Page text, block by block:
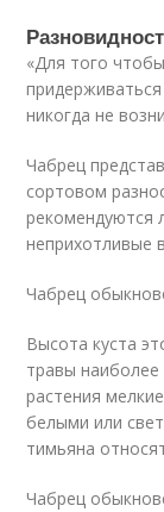
«Для того
никогда не
Чабрец
сортовом
рекомендуются
неприхотливые
Чабрец
Высота куста
травы
растения
белыми или
тимьяна
Чабрец